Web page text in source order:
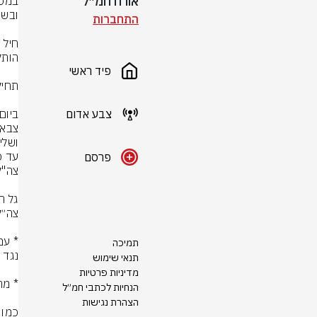
התחברות
פיד ראשי
צבע אדום
פרסם
תמיכה
תנאי שימוש
מדיניות פרטיות
הנחיות לכתבי חמ״ל
הצהרת נגישות